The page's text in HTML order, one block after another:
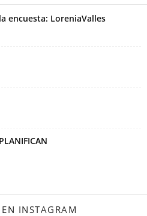
encuesta: LoreniaValles
INSTAGRAM